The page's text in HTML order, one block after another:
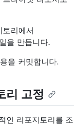
토리에서
을 만듭니다.
을 커밋합니다.
리 고정
인 리포지토리를 조